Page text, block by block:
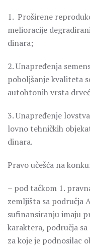
1. Proširene
melioracije
dinara;
2. Unapređenja
poboljšanje kvaliteta
autohtonih vrsta
3. Unapređenje
lovno tehničkih
dinara.
Pravo učešća na
– pod tačkom 1.
zemljišta sa područja
sufinansiranju imaju
karaktera, područja
za koje je podnosilac